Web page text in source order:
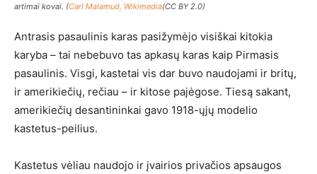
artimai kovai. (Carl Malamud, Wikimedia(CC BY 2.0)
Antrasis pasaulinis karas pasižymėjo visiškai kitokia
karyba – tai nebebuvo tas apkasų karas kaip Pirmasis
pasaulinis. Visgi, kastetai vis dar buvo naudojami ir britų,
ir amerikiečių, rečiau – ir kitose pajėgose. Tiesą sakant,
amerikiečių desantininkai gavo 1918-ųjų modelio
kastetus-peilius.
Kastetus vėliau naudojo ir įvairios privačios apsaugos